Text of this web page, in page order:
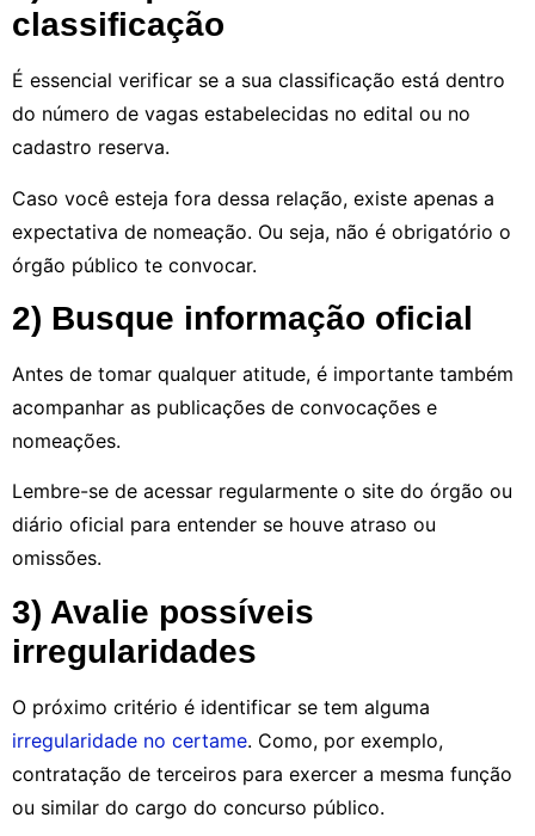
classificação
É essencial verificar se a sua classificação está dentro
do número de vagas estabelecidas no edital ou no
cadastro reserva.
Caso você esteja fora dessa relação, existe apenas a
expectativa de nomeação. Ou seja, não é obrigatório o
órgão público te convocar.
2) Busque informação oficial
Antes de tomar qualquer atitude, é importante também
acompanhar as publicações de convocações e
nomeações.
Lembre-se de acessar regularmente o site do órgão ou
diário oficial para entender se houve atraso ou
omissões.
3) Avalie possíveis
irregularidades
O próximo critério é identificar se tem alguma
irregularidade no certame. Como, por exemplo,
contratação de terceiros para exercer a mesma função
ou similar do cargo do concurso público.